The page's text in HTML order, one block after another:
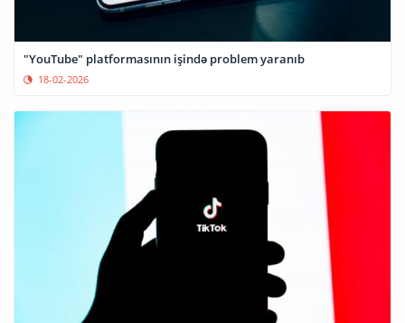
"YouTube" platformasının işində problem yaranıb
18-02-2026